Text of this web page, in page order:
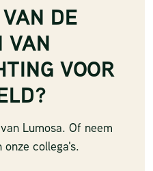
DE
VAN
VOOR
Lumosa. Of neem
collega's.